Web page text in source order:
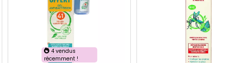
4 vendus
récemment !